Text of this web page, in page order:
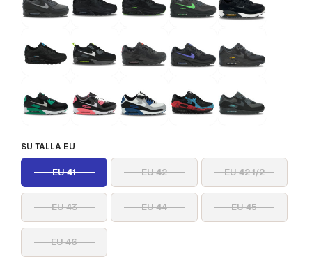
SU TALLA EU
EU 41 EU 42 EU 42 1/2
EU 43 EU 44 EU 45
EU 46